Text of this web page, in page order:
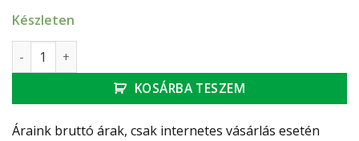
Készleten
HAAS nyomáspróba dugó, kék, 1/2” mennyiség
KOSÁRBA TESZEM
Áraink bruttó árak, csak internetes vásárlás esetén